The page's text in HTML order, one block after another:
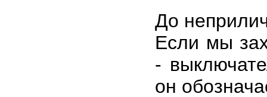
До
Если мы
-
он